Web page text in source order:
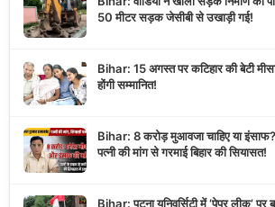
50 मीटर सड़क जेसीबी से उखाड़ी गई!
Bihar: 15 अगस्त पर कटिहार की बेटी मीसा
होंगी सम्मानित!
Bihar: 8 करोड़ मुआवजा चाहिए या
पत्नी की मांग से गरमाई बिहार की सियासत!
Bihar: पटना यूनिवर्सिटी में ‘पेपर लीक’